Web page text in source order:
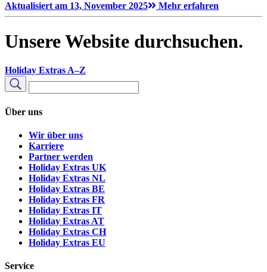
Aktualisiert am 13, November 2025
Mehr erfahren
Unsere Website durchsuchen.
Holiday Extras A–Z
Suchen
Unsere
Website
Über uns
Wir über uns
Karriere
Partner werden
Holiday Extras UK
Holiday Extras NL
Holiday Extras BE
Holiday Extras FR
Holiday Extras IT
Holiday Extras AT
Holiday Extras CH
Holiday Extras EU
Service